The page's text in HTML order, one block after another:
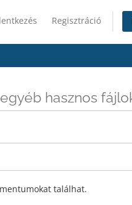
Regisztráció
hasznos
találhat.